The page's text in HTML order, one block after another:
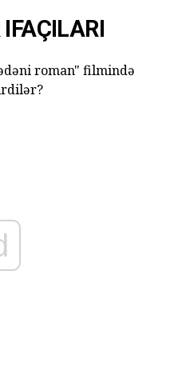
roman" filmində